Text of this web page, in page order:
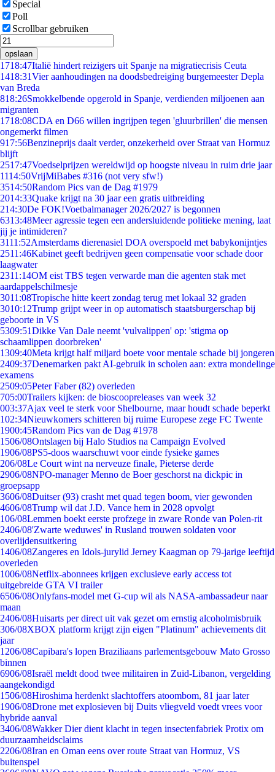
Special
Poll
Scrollbar gebruiken
opslaan
1718:47Italië hindert reizigers uit Spanje na migratiecrisis Ceuta
1418:31Vier aanhoudingen na doodsbedreiging burgemeester Depla
van Breda
818:26Smokkelbende opgerold in Spanje, verdienden miljoenen aan
migranten
1718:08CDA en D66 willen ingrijpen tegen 'gluurbrillen' die mensen
ongemerkt filmen
917:56Benzineprijs daalt verder, onzekerheid over Straat van Hormuz
blijft
2517:47Voedselprijzen wereldwijd op hoogste niveau in ruim drie jaar
1114:50VrijMiBabes #316 (not very sfw!)
3514:50Random Pics van de Dag #1979
2014:33Quake krijgt na 30 jaar een gratis uitbreiding
214:30De FOK!Voetbalmanager 2026/2027 is begonnen
6313:48Meer agressie tegen een andersluidende politieke mening, laat
jij je intimideren?
3111:52Amsterdams dierenasiel DOA overspoeld met babykonijntjes
2511:46Kabinet geeft bedrijven geen compensatie voor schade door
laagwater
2311:14OM eist TBS tegen verwarde man die agenten stak met
aardappelschilmesje
3011:08Tropische hitte keert zondag terug met lokaal 32 graden
3010:12Trump grijpt weer in op automatisch staatsburgerschap bij
geboorte in VS
5309:51Dikke Van Dale neemt 'vulvalippen' op: 'stigma op
schaamlippen doorbreken'
1309:40Meta krijgt half miljard boete voor mentale schade bij jongeren
2409:37Denemarken pakt AI-gebruik in scholen aan: extra mondelinge
examens
2509:05Peter Faber (82) overleden
705:00Trailers kijken: de bioscoopreleases van week 32
003:37Ajax veel te sterk voor Shelbourne, maar houdt schade beperkt
102:34Nieuwkomers schitteren bij ruime Europese zege FC Twente
1900:45Random Pics van de Dag #1978
1506/08Ontslagen bij Halo Studios na Campaign Evolved
1906/08PS5-doos waarschuwt voor einde fysieke games
206/08Le Court wint na nerveuze finale, Pieterse derde
2906/08NPO-manager Menno de Boer geschorst na dickpic in
groepsapp
3606/08Duitser (93) crasht met quad tegen boom, vier gewonden
4606/08Trump wil dat J.D. Vance hem in 2028 opvolgt
106/08Lemmen boekt eerste profzege in zware Ronde van Polen-rit
2406/08'Zwarte weduwes' in Rusland trouwen soldaten voor
overlijdensuitkering
1406/08Zangeres en Idols-jurylid Jerney Kaagman op 79-jarige leeftijd
overleden
1006/08Netflix-abonnees krijgen exclusieve early access tot
uitgebreide GTA VI trailer
6506/08Onlyfans-model met G-cup wil als NASA-ambassadeur naar
maan
2406/08Huisarts per direct uit vak gezet om ernstig alcoholmisbruik
306/08XBOX platform krijgt zijn eigen "Platinum" achievements dit
jaar
1206/08Capibara's lopen Braziliaans parlementsgebouw Mato Grosso
binnen
6906/08Israël meldt dood twee militairen in Zuid-Libanon, vergelding
aangekondigd
1506/08Hiroshima herdenkt slachtoffers atoombom, 81 jaar later
1906/08Drone met explosieven bij Duits vliegveld voedt vrees voor
hybride aanval
3406/08Wakker Dier dient klacht in tegen insectenfabriek Protix om
duurzaamheidsclaims
2206/08Iran en Oman eens over route Straat van Hormuz, VS
buitenspel